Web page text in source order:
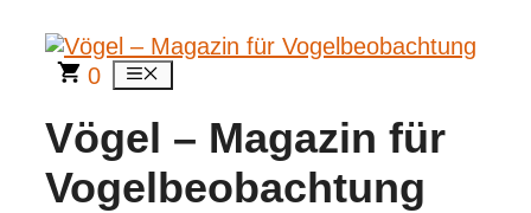
Inhalt
springen
0 Menü
Vögel – Magazin für
Vogelbeobachtung